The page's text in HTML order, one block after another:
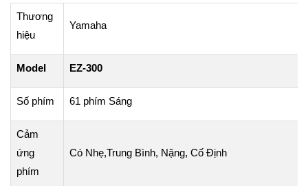
Thương
hiệu
Yamaha
Model EZ-300
Số phím 61 phím Sáng
Cảm
ứng
phím
Có Nhẹ,Trung Bình, Nặng, Cố Định